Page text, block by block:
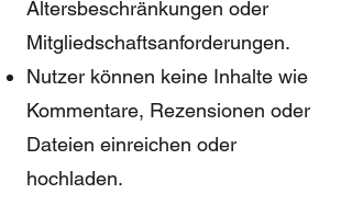
Altersbeschränkungen oder
Mitgliedschaftsanforderungen.
Nutzer können keine Inhalte wie
Kommentare, Rezensionen oder
Dateien einreichen oder
hochladen.